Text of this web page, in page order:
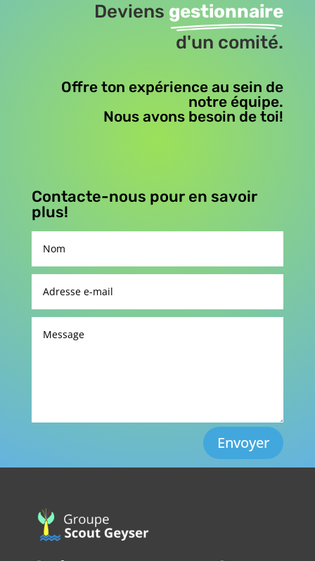
Deviens gestionnaire
d'un comité.
Offre ton expérience au sein de
notre équipe.
Nous avons besoin de toi!
Contacte-nous pour en savoir
plus!
Envoyer